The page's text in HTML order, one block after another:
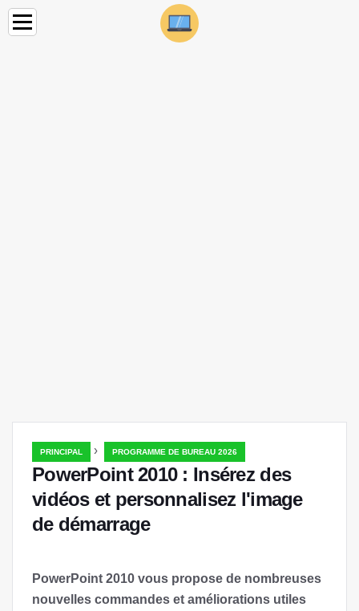
PRINCIPAL › PROGRAMME DE BUREAU 2026
PowerPoint 2010 : Insérez des
vidéos et personnalisez l'image
de démarrage
PowerPoint 2010 vous propose de nombreuses
nouvelles commandes et améliorations utiles